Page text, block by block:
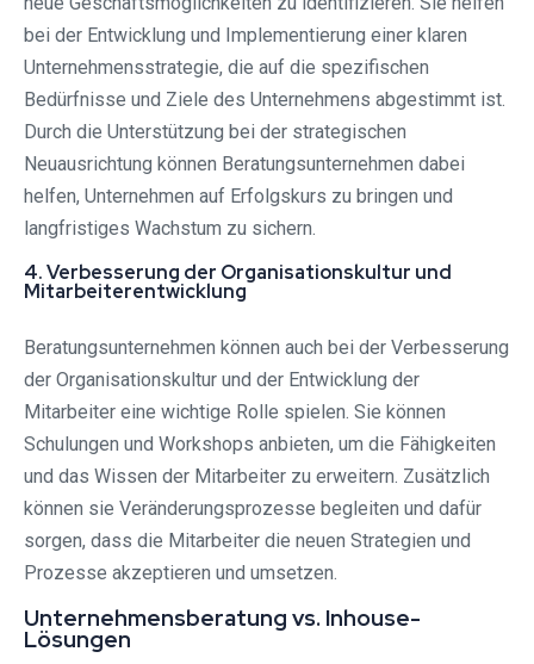
bei der Entwicklung und Implementierung einer klaren
Unternehmensstrategie, die auf die spezifischen
Bedürfnisse und Ziele des Unternehmens abgestimmt ist.
Durch die Unterstützung bei der strategischen
Neuausrichtung können Beratungsunternehmen dabei
helfen, Unternehmen auf Erfolgskurs zu bringen und
langfristiges Wachstum zu sichern.
4. Verbesserung der Organisationskultur und
Mitarbeiterentwicklung
Beratungsunternehmen können auch bei der Verbesserung
der Organisationskultur und der Entwicklung der
Mitarbeiter eine wichtige Rolle spielen. Sie können
Schulungen und Workshops anbieten, um die Fähigkeiten
und das Wissen der Mitarbeiter zu erweitern. Zusätzlich
können sie Veränderungsprozesse begleiten und dafür
sorgen, dass die Mitarbeiter die neuen Strategien und
Prozesse akzeptieren und umsetzen.
Unternehmensberatung vs. Inhouse-
Lösungen